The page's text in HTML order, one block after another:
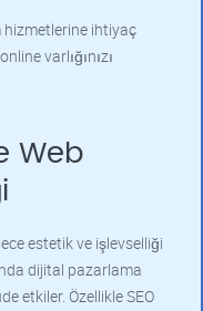
hizmetlerine ihtiyaç
varlığınızı
Web
estetik ve işlevselliği
dijital pazarlama
etkiler. Özellikle SEO